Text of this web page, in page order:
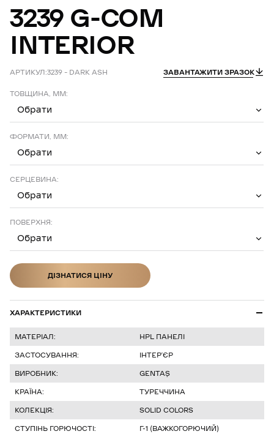
3239 G-COM
INTERIOR
АРТИКУЛ:3239 – DARK ASH ЗАВАНТАЖИТИ ЗРАЗОК
ТОВЩИНА, ММ:
Обрати
ФОРМАТИ, ММ:
Обрати
СЕРЦЕВИНА:
Обрати
ПОВЕРХНЯ:
Обрати
ДІЗНАТИСЯ ЦІНУ
ХАРАКТЕРИСТИКИ
МАТЕРІАЛ:
HPL ПАНЕЛІ
ЗАСТОСУВАННЯ:
ІНТЕР’ЄР
ВИРОБНИК:
GENTAŞ
КРАЇНА:
ТУРЕЧЧИНА
КОЛЕКЦІЯ:
SOLID COLORS
СТУПІНЬ ГОРЮЧОСТІ:
Г-1 (ВАЖКОГОРЮЧИЙ)